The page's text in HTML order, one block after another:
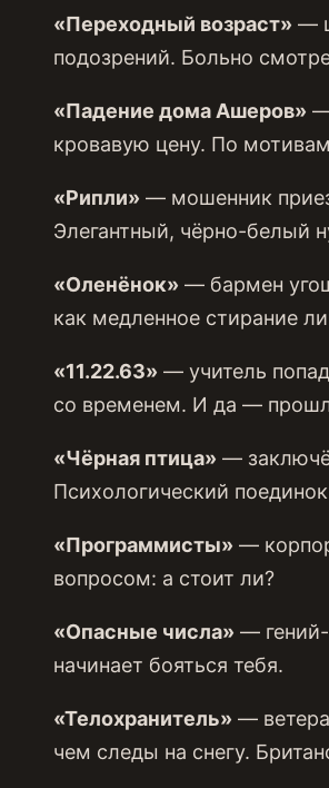
«Переходный возраст» —
подозрений. Больно
«Падение дома Ашеров» —
кровавую цену. По
«Рипли» — мошенник
Элегантный, чёрно-белый
«Оленёнок» — бармен
как медленное стирание
«11.22.63» — учитель
со временем. И да —
«Чёрная птица» —
Психологический
«Программисты» —
вопросом: а стоит ли?
«Опасные числа» —
начинает бояться тебя.
«Телохранитель» —
чем следы на снегу.